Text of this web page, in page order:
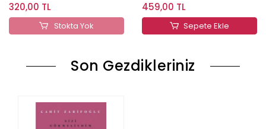
320,00 TL
Stokta Yok
459,00 TL
Sepete Ekle
Son Gezdikleriniz